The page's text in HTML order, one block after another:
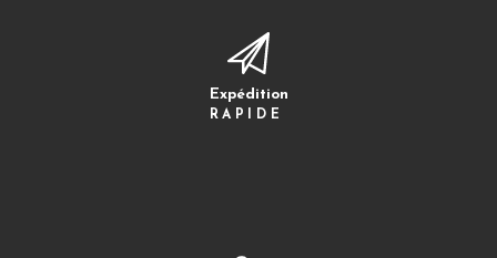
Expédition
RAPIDE